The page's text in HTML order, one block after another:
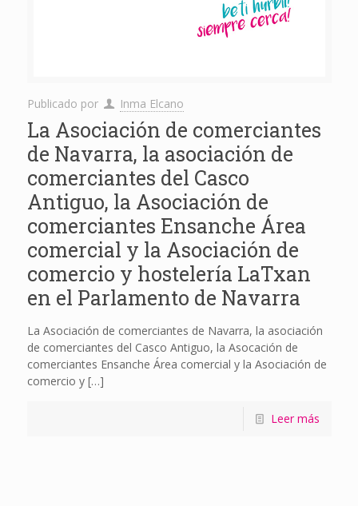
Publicado por Inma Elcano
La Asociación de comerciantes
de Navarra, la asociación de
comerciantes del Casco
Antiguo, la Asociación de
comerciantes Ensanche Área
comercial y la Asociación de
comercio y hostelería LaTxan
en el Parlamento de Navarra
La Asociación de comerciantes de Navarra, la asociación
de comerciantes del Casco Antiguo, la Asocación de
comerciantes Ensanche Área comercial y la Asociación de
comercio y[…]
Leer más